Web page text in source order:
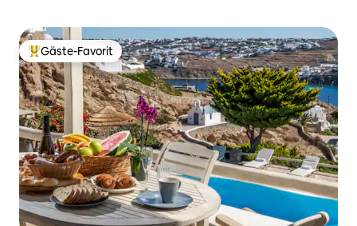
Beliebter Gäste-Favorit.
Gäste-Favorit